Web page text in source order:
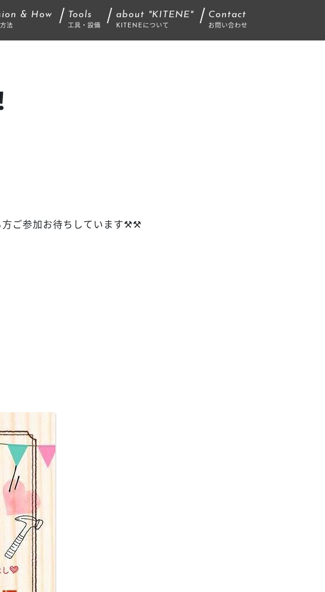
法
& How
工具・設備
Tools
KITENEについて
about "KITENE"
お問い合わせ
Contact
ご参加お待ちしています⚒⚒